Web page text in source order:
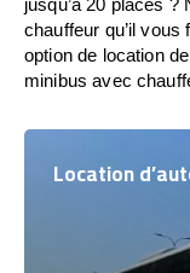
jusqu’à 20 places
chauffeur qu’il
option de location
minibus avec
Location